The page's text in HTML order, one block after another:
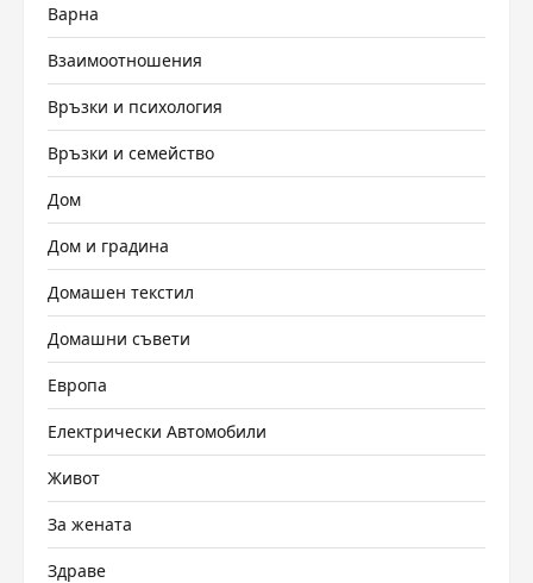
Варна
Взаимоотношения
Връзки и психология
Връзки и семейство
Дом
Дом и градина
Домашен текстил
Домашни съвети
Европа
Електрически Автомобили
Живот
За жената
Здраве